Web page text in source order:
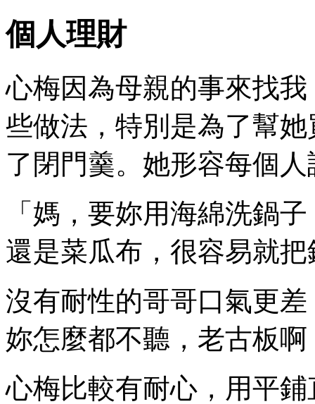
個人理財
心梅因為母親的事來找
些做法，特別是為了幫
了閉門羹。她形容每個
「媽，要妳用海綿洗鍋
還是菜瓜布，很容易就
沒有耐性的哥哥口氣更
妳怎麼都不聽，老古板啊
心梅比較有耐心，用平